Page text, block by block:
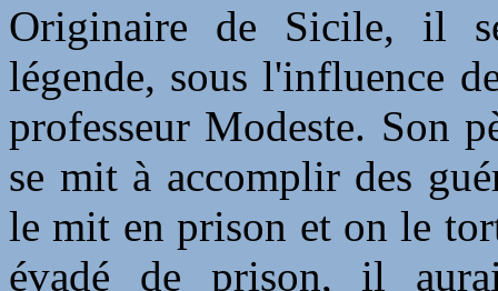
Originaire de Sicile, il
légende, sous l'influence
professeur Modeste. Son
se mit à accomplir des
le mit en prison et on le
évadé de prison, il